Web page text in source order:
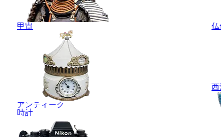
甲冑
アンティーク
時計
仏
西